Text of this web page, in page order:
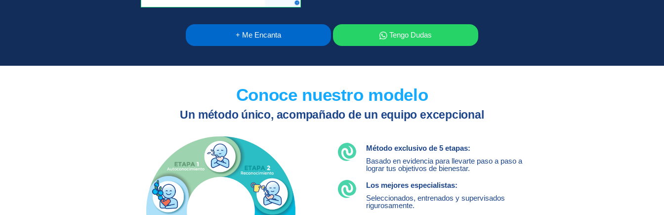
+ Me Encanta Tengo Dudas
Conoce nuestro modelo
Un método único, acompañado de un equipo excepcional
Método exclusivo de 5 etapas:
Basado en evidencia para llevarte paso a paso a
lograr tus objetivos de bienestar.
Los mejores especialistas:
Seleccionados, entrenados y supervisados
rigurosamente.